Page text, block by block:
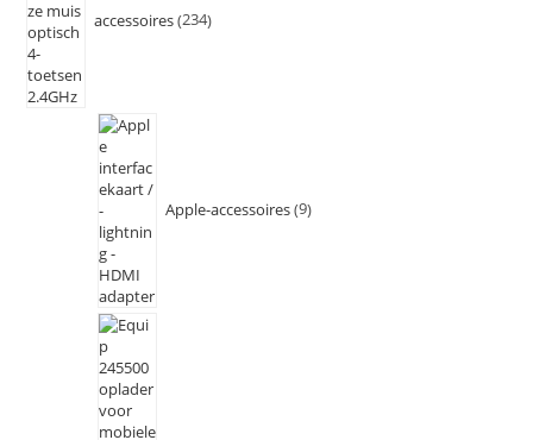
accessoires 234
Apple-accessoires 9